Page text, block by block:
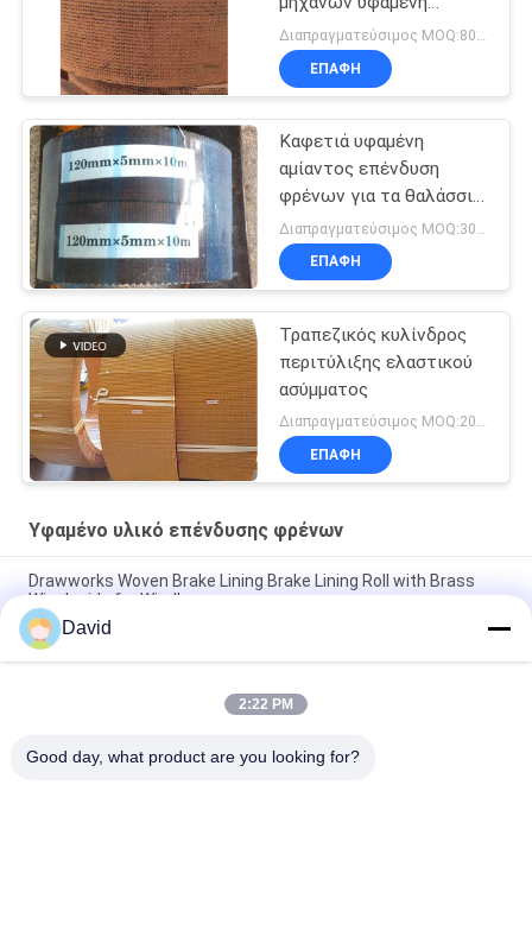
βαρούλκο φρένων ζώνη
φρένων επένδυσης
υλική
ΕΠΑΦΉ
Καφετιά υφαμένη
αμίαντος επένδυση
φρένων για τα θαλάσσια
μηχανήματα κατασκευής
ΕΠΑΦΉ
Τραπεζικός κυλίνδρος
περιτύλιξης ελαστικού
ασύμματος
Διαπραγματεύσιμος MOQ:200 κιλά
ΕΠΑΦΉ
Υφαμένο υλικό επένδυσης φρένων
Drawworks Woven Brake Lining Brake Lining Roll with Brass
Wire Inside for Windlass
Υφαντό υλικό τριβής για μηχανισμό πρόσδεσης, υλικό τριβής
για φρένα αυτοκινήτων με ορείχαλκο
Προσαρμοσμένο μη αμίαντο υφασμένο υλικό επένδυσης
David
2:22 PM
Good day, what product are you looking for?